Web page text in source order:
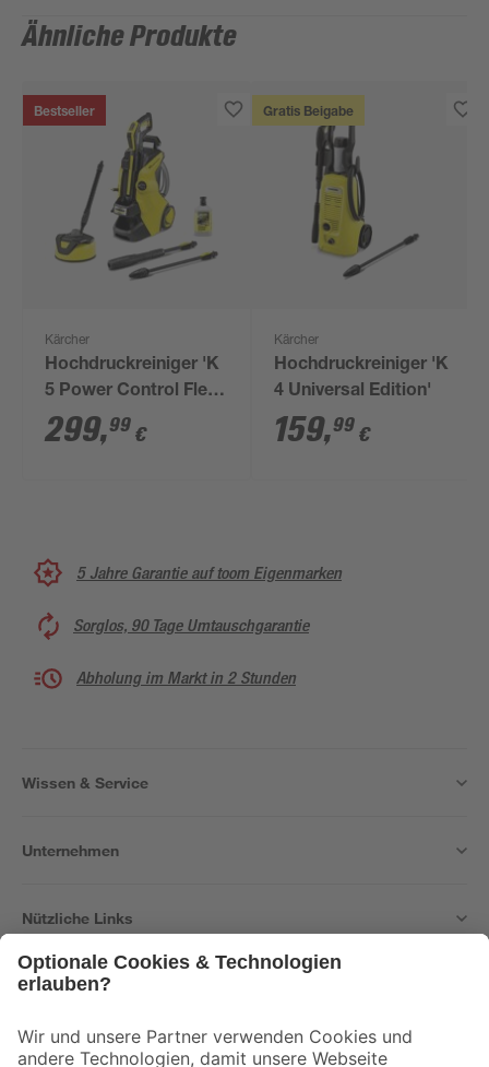
Ähnliche Produkte
Bestseller
Kärcher
Hochdruckreiniger 'K
5 Power Control Flex
Home'
299,99 €
Gratis Beigabe
Kärcher
Hochdruckreiniger 'K
4 Universal Edition'
159,99 €
5 Jahre Garantie auf toom Eigenmarken
Sorglos, 90 Tage Umtauschgarantie
Abholung im Markt in 2 Stunden
Wissen & Service
Unternehmen
Nützliche Links
Der toom Newsletter: Keine Angebote und Aktionen mehr verpassen!